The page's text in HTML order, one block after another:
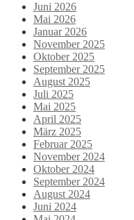
Juni 2026
Mai 2026
Januar 2026
November 2025
Oktober 2025
September 2025
August 2025
Juli 2025
Mai 2025
April 2025
März 2025
Februar 2025
November 2024
Oktober 2024
September 2024
August 2024
Juni 2024